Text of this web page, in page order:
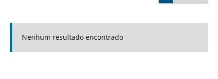
Nenhum resultado encontrado